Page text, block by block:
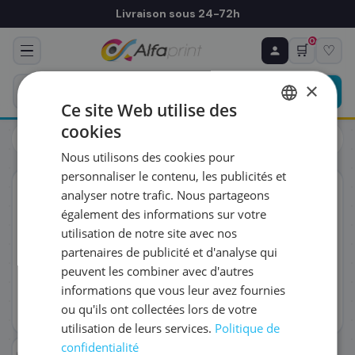
Livraison sous 24-72h
🛒
0
♡
Toners
Canon
ORIGINAL
♻ COMMANDE RÉCURRENTE
Prévoyez & économisez
Programmez votre prochain achat — notre équipe
vous prépare un devis personnalisé
RÉFÉRENCE DU PRODUIT
FRÉQUENCE
QUANTITÉ PAR LIVRAISON
DATE DE PREMIÈRE LIVRAISON SOUHAITÉE
×
Ce site Web utilise des
cookies
Nous utilisons des cookies pour
personnaliser le contenu, les publicités et
analyser notre trafic. Nous partageons
également des informations sur votre
utilisation de notre site avec nos
partenaires de publicité et d'analyse qui
peuvent les combiner avec d'autres
informations que vous leur avez fournies
ou qu'ils ont collectées lors de votre
utilisation de leurs services. Politique de
confidentialité